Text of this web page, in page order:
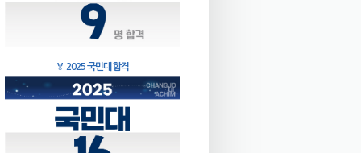
🏅 2025 국민대 합격